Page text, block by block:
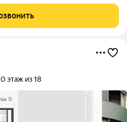
маршруты, близость
этаж из 18